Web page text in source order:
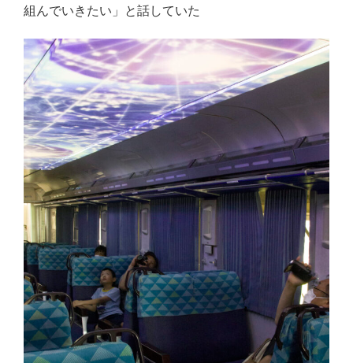
組んでいきたい」と話していた